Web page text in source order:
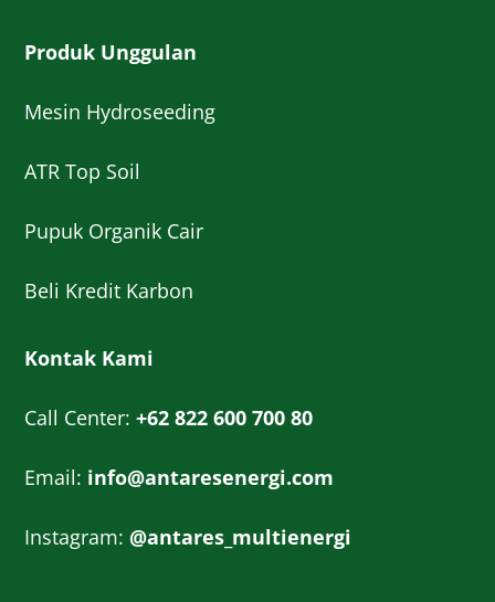
Produk Unggulan
Mesin Hydroseeding
ATR Top Soil
Pupuk Organik Cair
Beli Kredit Karbon
Kontak Kami
Call Center: +62 822 600 700 80
Email: info@antaresenergi.com
Instagram: @antares_multienergi